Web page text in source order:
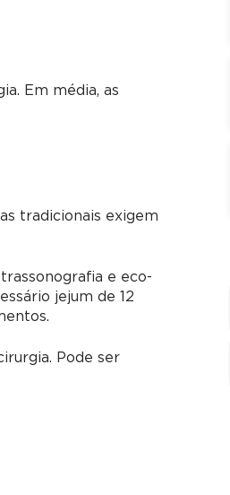
Em média, as
tradicionais exigem
e eco-
jejum de 12
Pode ser